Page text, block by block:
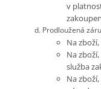
v
Prodloužená
Na
Na
služba
Na